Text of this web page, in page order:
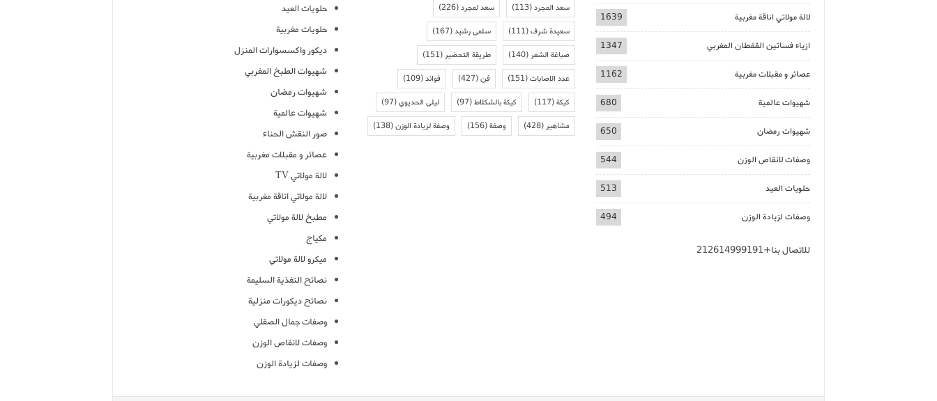
لالة مولاتي اناقة مغربية 1639
ازياء فساتين القفطان المغربي 1347
عصائر و مقبلات مغربية 1162
شهيوات عالمية 680
شهيوات رمضان 650
وصفات لانقاص الوزن 544
حلويات العيد 513
وصفات لزيادة الوزن 494
للاتصال بنا+212614999191
سعد المجرد(113) سعد لمجرد(226)
سعيدة شرف(111) سلمى رشيد(167)
صباغة الشعر(140) طريقة التحضير(151)
عدد الاصابات(151) فن(427) فوائد(109)
كيكة(117) كيكة بالشكلاط(97) ليلى الحديوي(97)
مشاهير(428) وصفة(156) وصفة لزيادة الوزن(138)
حلويات العيد
حلويات مغربية
ديكور واكسسوارات المنزل
شهيوات الطبخ المغربي
شهيوات رمضان
شهيوات عالمية
صور النقش الحناء
عصائر و مقبلات مغربية
لالة مولاتي TV
لالة مولاتي اناقة مغربية
مطبخ لالة مولاتي
مكياج
ميكرو لالة مولاتي
نصائح التغذية السليمة
نصائح ديكورات منزلية
وصفات جمال الصقلي
وصفات لانقاص الوزن
وصفات لزيادة الوزن